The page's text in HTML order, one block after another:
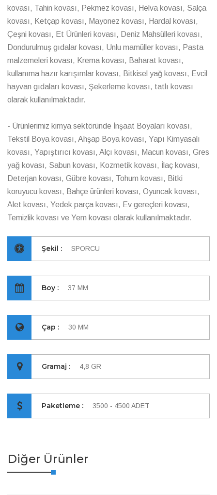
kovası, Tahin kovası, Pekmez kovası, Helva kovası, Salça
kovası, Ketçap kovası, Mayonez kovası, Hardal kovası,
Çeşni kovası, Et Ürünleri kovası, Deniz Mahsülleri kovası,
Dondurulmuş gıdalar kovası, Unlu mamüller kovası, Pasta
malzemeleri kovası, Krema kovası, Baharat kovası,
kullanıma hazır karışımlar kovası, Bitkisel yağ kovası, Evcil
hayvan gıdaları kovası, Şekerleme kovası, tatlı kovası
olarak kullanılmaktadır.
- Ürünlerimiz kimya sektöründe İnşaat Boyaları kovası,
Tekstil Boya kovası, Ahşap Boya kovası, Yapı Kimyasalı
kovası, Yapıştırıcı kovası, Alçı kovası, Macun kovası, Gres
yağ kovası, Sabun kovası, Kozmetik kovası, İlaç kovası,
Deterjan kovası, Gübre kovası, Tohum kovası, Bitki
koruyucu kovası, Bahçe ürünleri kovası, Oyuncak kovası,
Alet kovası, Yedek parça kovası, Ev gereçleri kovası,
Temizlik kovası ve Yem kovası olarak kullanılmaktadır.
Şekil : SPORCU
Boy : 37 MM
Çap : 30 MM
Gramaj : 4,8 GR
Paketleme : 3500 - 4500 ADET
Diğer Ürünler